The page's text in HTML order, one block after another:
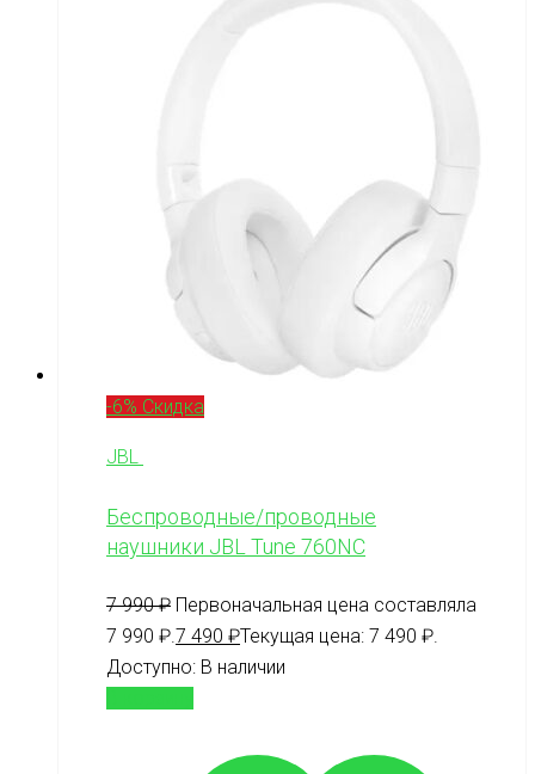
-6% Скидка
JBL
Беспроводные/проводные
наушники JBL Tune 760NC
7 990₽ Первоначальная цена составляла
7 990 ₽.7 490 ₽Текущая цена: 7 490 ₽.
Доступно: В наличии